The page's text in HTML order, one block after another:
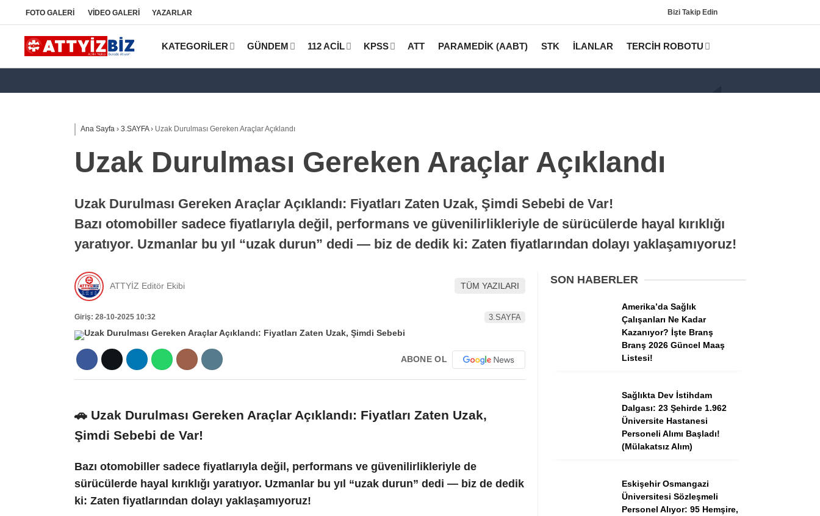
KPSS
Tercih Robotu (Lisans)
FOTO GALERİ VİDEO GALERİ YAZARLAR Bizi Takip Edin
KATEGORİLER GÜNDEM 112 ACİL KPSS ATT PARAMEDİK (AABT) STK İLANLAR TERCİH ROBOTU
Ana Sayfa › 3.SAYFA› Uzak Durulması Gereken Araçlar Açıklandı
Uzak Durulması Gereken Araçlar Açıklandı
Uzak Durulması Gereken Araçlar Açıklandı: Fiyatları Zaten Uzak, Şimdi Sebebi de Var!
Bazı otomobiller sadece fiyatlarıyla değil, performans ve güvenilirlikleriyle de sürücülerde hayal kırıklığı
yaratıyor. Uzmanlar bu yıl “uzak durun” dedi — biz de dedik ki: Zaten fiyatlarından dolayı yaklaşamıyoruz!
ATTYİZ Editör Ekibi TÜM YAZILARI
Giriş: 28-10-2025 10:32 3.SAYFA
ABONE OL
🚗 Uzak Durulması Gereken Araçlar Açıklandı: Fiyatları Zaten Uzak,
Şimdi Sebebi de Var!
Bazı otomobiller sadece fiyatlarıyla değil, performans ve güvenilirlikleriyle de
sürücülerde hayal kırıklığı yaratıyor. Uzmanlar bu yıl “uzak durun” dedi — biz de dedik
ki: Zaten fiyatlarından dolayı yaklaşamıyoruz!
SON HABERLER
Amerika’da Sağlık
Çalışanları Ne Kadar
Kazanıyor? İşte Branş
Branş 2026 Güncel Maaş
Listesi!
Sağlıkta Dev İstihdam
Dalgası: 23 Şehirde 1.962
Üniversite Hastanesi
Personeli Alımı Başladı!
(Mülakatsız Alım)
Eskişehir Osmangazi
Üniversitesi Sözleşmeli
Personel Alıyor: 95 Hemşire,